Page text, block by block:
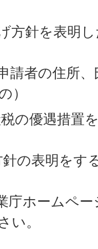
方針を表明
請者の住所
）
税の優遇措置
針の表明を
庁ホームペ
い。